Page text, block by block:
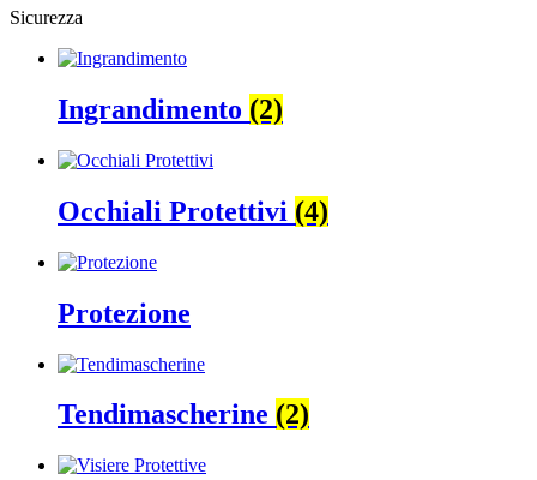
Sicurezza
Ingrandimento (2)
Occhiali Protettivi (4)
Protezione
Tendimascherine (2)